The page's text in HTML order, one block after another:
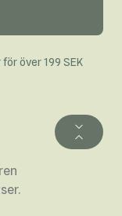
över 199 SEK